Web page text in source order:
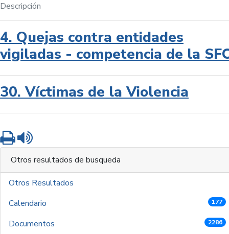
Descripción
4. Quejas contra entidades
vigiladas - competencia de la
30. Víctimas de la Violencia
Imprimir
Otros resultados de busqueda
Otros Resultados
Calendario
177
Documentos 2286